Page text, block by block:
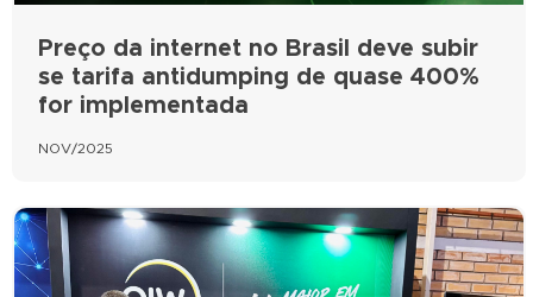
Preço da internet no Brasil deve subir
se tarifa antidumping de quase 400%
for implementada
NOV/2025